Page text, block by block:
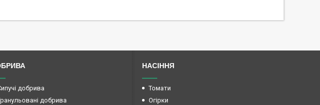
добрива
добрива
НАСІННЯ
Томати
Огірки